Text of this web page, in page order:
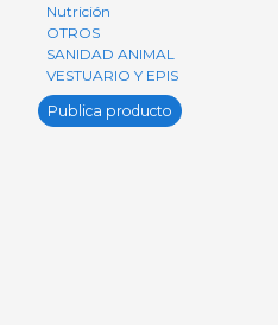
Nutrición
OTROS
SANIDAD ANIMAL
VESTUARIO Y EPIS
Publica producto